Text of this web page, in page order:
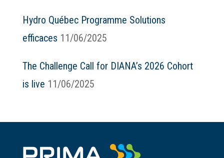
Hydro Québec Programme Solutions
efficaces 11/06/2025
The Challenge Call for DIANA’s 2026 Cohort
is live 11/06/2025